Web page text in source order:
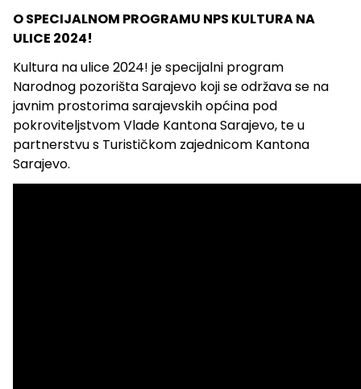
O SPECIJALNOM PROGRAMU NPS KULTURA NA
ULICE 2024!
Kultura na ulice 2024! je specijalni program
Narodnog pozorišta Sarajevo koji se održava se na
javnim prostorima sarajevskih općina pod
pokroviteljstvom Vlade Kantona Sarajevo, te u
partnerstvu s Turističkom zajednicom Kantona
Sarajevo.